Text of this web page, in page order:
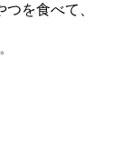
を食べて、